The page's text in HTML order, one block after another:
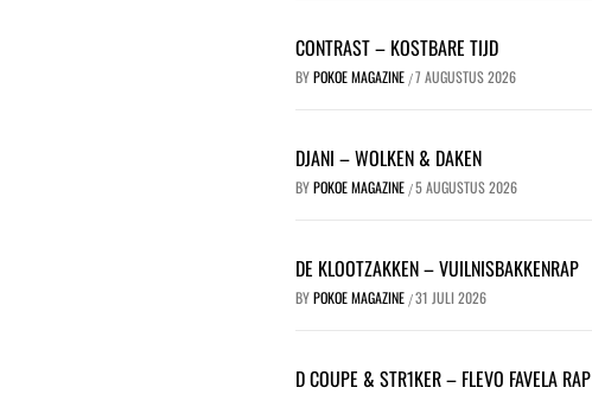
CONTRAST – KOSTBARE TIJD
BYPOKOE MAGAZINE /7 AUGUSTUS 2026
DJANI – WOLKEN & DAKEN
BYPOKOE MAGAZINE /5 AUGUSTUS 2026
DE KLOOTZAKKEN – VUILNISBAKKENRAP
BYPOKOE MAGAZINE /31 JULI 2026
D COUPE & STR1KER – FLEVO FAVELA RAP